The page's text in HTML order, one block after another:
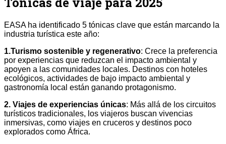
EASA ha identificado 5 tónicas clave que están marcando la
industria turística este año:
1.Turismo sostenible y regenerativo: Crece la preferencia
por experiencias que reduzcan el impacto ambiental y
apoyen a las comunidades locales. Destinos con hoteles
ecológicos, actividades de bajo impacto ambiental y
gastronomía local están ganando protagonismo.
2. Viajes de experiencias únicas: Más allá de los circuitos
turísticos tradicionales, los viajeros buscan vivencias
inmersivas, como viajes en cruceros y destinos poco
explorados como África.